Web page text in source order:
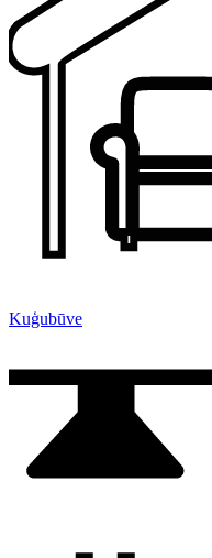
Kuģubūve